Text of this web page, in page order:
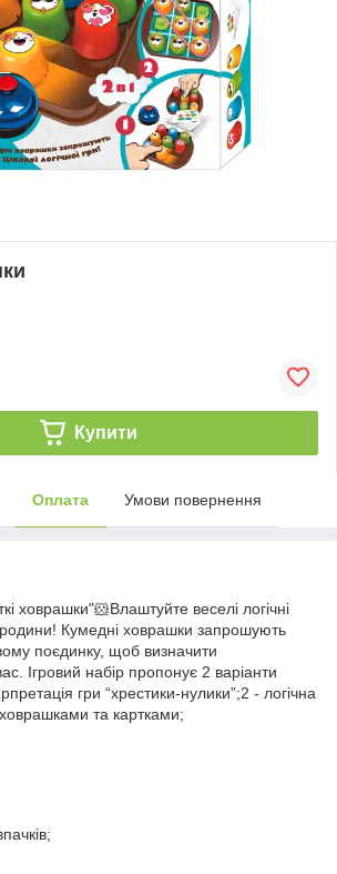
Купити
Оплата Умови повернення
ховрашки"🐹Влаштуйте веселі логічні
родини! Кумедні ховрашки запрошують
поєдинку, щоб визначити
Ігровий набір пропонує 2 варіанти
гри “хрестики-нулики”;2 - логічна
та картками;